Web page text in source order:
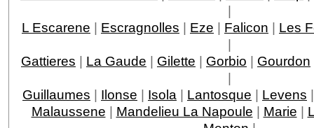
|
L Escarene | Escragnolles | Eze | Falicon | Les
|
Gattieres | La Gaude | Gilette | Gorbio | Gourdon
|
Guillaumes | Ilonse | Isola | Lantosque | Levens
Malaussene | Mandelieu La Napoule | Marie |